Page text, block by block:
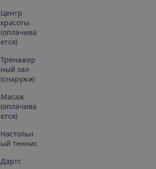
Центр
красоты
(оплачива
ется)
Тренажер
ный зал
(снаружи)
Масаж
(оплачива
ется)
Настольн
ый теннис
Дартс